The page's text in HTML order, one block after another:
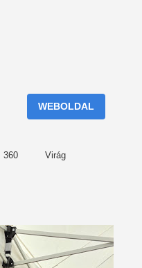
WEBOLDAL
360 Virág